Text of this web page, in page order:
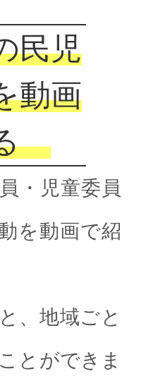
児
動画
る
・児童委員
を動画で紹
、地域ごと
とができま